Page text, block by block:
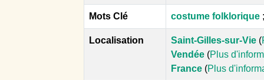
Mots Clé costume folklorique
Localisation Saint-Gilles-sur-Vie (
Vendée (Plus
France (Plus